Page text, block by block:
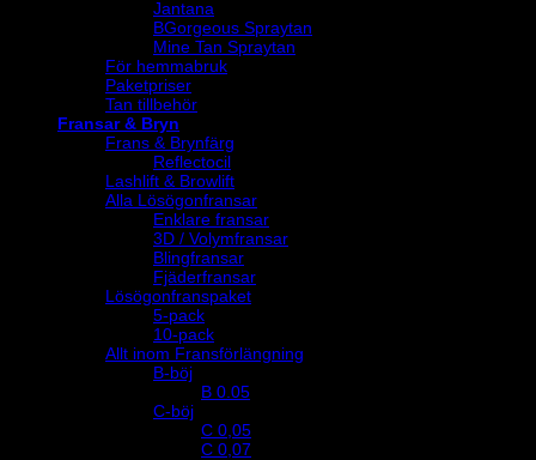
Jantana
BGorgeous Spraytan
Mine Tan Spraytan
För hemmabruk
Paketpriser
Tan tillbehör
Fransar & Bryn
Frans & Brynfärg
Reflectocil
Lashlift & Browlift
Alla Lösögonfransar
Enklare fransar
3D / Volymfransar
Blingfransar
Fjäderfransar
Lösögonfranspaket
5-pack
10-pack
Allt inom Fransförlängning
B-böj
B 0.05
C-böj
C 0,05
C 0,07